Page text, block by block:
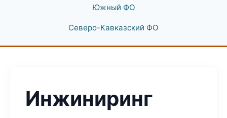
Южный ФО
Северо-Кавказский ФО
Инжиниринг